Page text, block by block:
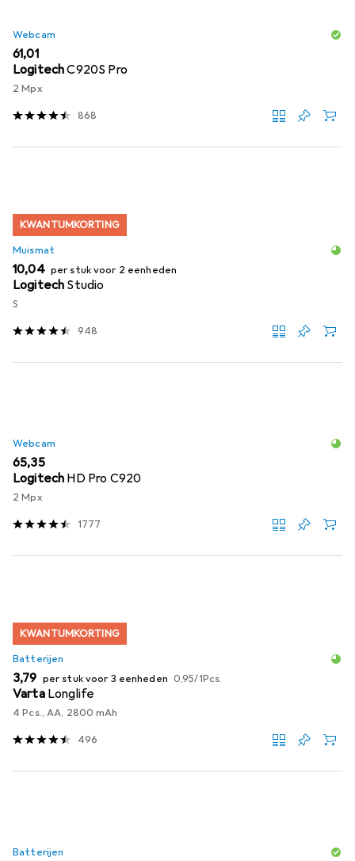
Webcam
EUR
61,01
LogitechC920S Pro
2 Mpx
868
KWANTUMKORTING
Muismat
EUR
10,04 per stuk voor 2 eenheden
Logitech Studio
S
948
Webcam
EUR
65,35
Logitech HD Pro C920
2 Mpx
1777
KWANTUMKORTING
Batterijen
EUR
3,79 per stuk voor 3 eenheden EUR
0,95/1Pcs.
Varta Longlife
4 Pcs., AA, 2800 mAh
496
Batterijen